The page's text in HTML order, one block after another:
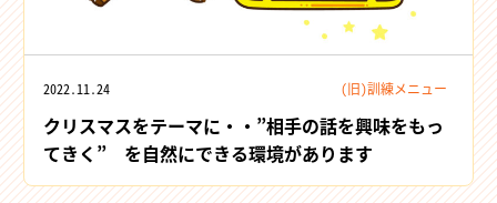
2022.11.24 (旧)訓練メニュー
クリスマスをテーマに・・”相手の話を興味をもっ
てきく” を自然にできる環境があります